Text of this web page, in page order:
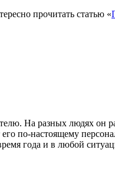
прочитать статью «
На разных людях он
по-настоящему
года и в любой